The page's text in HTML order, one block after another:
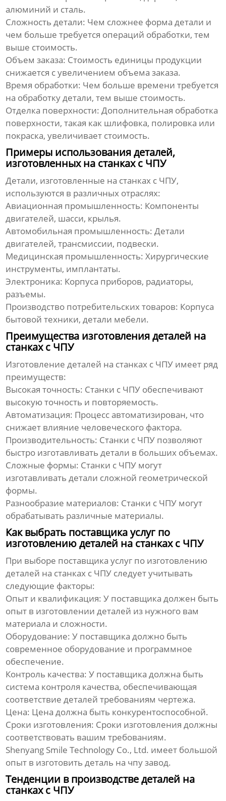
алюминий и сталь.
Сложность детали: Чем сложнее форма детали и
чем больше требуется операций обработки, тем
выше стоимость.
Объем заказа: Стоимость единицы продукции
снижается с увеличением объема заказа.
Время обработки: Чем больше времени требуется
на обработку детали, тем выше стоимость.
Отделка поверхности: Дополнительная обработка
поверхности, такая как шлифовка, полировка или
покраска, увеличивает стоимость.
Примеры использования деталей,
изготовленных на станках с ЧПУ
Детали, изготовленные на станках с ЧПУ,
используются в различных отраслях:
Авиационная промышленность: Компоненты
двигателей, шасси, крылья.
Автомобильная промышленность: Детали
двигателей, трансмиссии, подвески.
Медицинская промышленность: Хирургические
инструменты, имплантаты.
Электроника: Корпуса приборов, радиаторы,
разъемы.
Производство потребительских товаров: Корпуса
бытовой техники, детали мебели.
Преимущества изготовления деталей на
станках с ЧПУ
Изготовление деталей на станках с ЧПУ имеет ряд
преимуществ:
Высокая точность: Станки с ЧПУ обеспечивают
высокую точность и повторяемость.
Автоматизация: Процесс автоматизирован, что
снижает влияние человеческого фактора.
Производительность: Станки с ЧПУ позволяют
быстро изготавливать детали в больших объемах.
Сложные формы: Станки с ЧПУ могут
изготавливать детали сложной геометрической
формы.
Разнообразие материалов: Станки с ЧПУ могут
обрабатывать различные материалы.
Как выбрать поставщика услуг по
изготовлению деталей на станках с ЧПУ
При выборе поставщика услуг по изготовлению
деталей на станках с ЧПУ следует учитывать
следующие факторы:
Опыт и квалификация: У поставщика должен быть
опыт в изготовлении деталей из нужного вам
материала и сложности.
Оборудование: У поставщика должно быть
современное оборудование и программное
обеспечение.
Контроль качества: У поставщика должна быть
система контроля качества, обеспечивающая
соответствие деталей требованиям чертежа.
Цена: Цена должна быть конкурентоспособной.
Сроки изготовления: Сроки изготовления должны
соответствовать вашим требованиям.
Shenyang Smile Technology Co., Ltd. имеет большой
опыт в изготовить деталь на чпу завод.
Тенденции в производстве деталей на
станках с ЧПУ